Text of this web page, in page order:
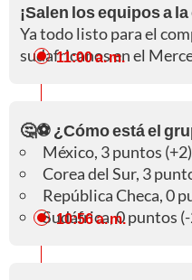
¡Salen los equipos a
Ya todo listo para el
sudafricanos en el
11:00 a. m.
🤔⚽ ¿Cómo está el
México, 3 puntos (+2)
Corea del Sur, 3
República Checa, 0
Sudáfrica, 0 puntos
10:56 a. m.